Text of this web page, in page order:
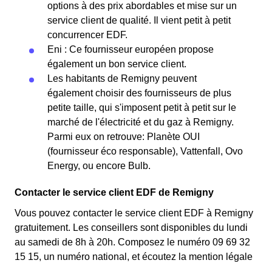
options à des prix abordables et mise sur un
service client de qualité. Il vient petit à petit
concurrencer EDF.
Eni : Ce fournisseur européen propose
également un bon service client.
Les habitants de Remigny peuvent
également choisir des fournisseurs de plus
petite taille, qui s'imposent petit à petit sur le
marché de l'électricité et du gaz à Remigny.
Parmi eux on retrouve: Planète OUI
(fournisseur éco responsable), Vattenfall, Ovo
Energy, ou encore Bulb.
Contacter le service client EDF de Remigny
Vous pouvez contacter le service client EDF à Remigny
gratuitement. Les conseillers sont disponibles du lundi
au samedi de 8h à 20h. Composez le numéro 09 69 32
15 15, un numéro national, et écoutez la mention légale